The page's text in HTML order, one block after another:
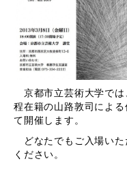
京都市立芸術大学では
程在籍の山路敦司によ
て開催します。
どなたでもご入場いた
ください。